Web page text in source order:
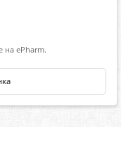
на ePharm.